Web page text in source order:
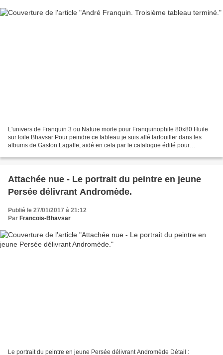
L'univers de Franquin 3 ou Nature morte pour Franquinophile 80x80 Huile
sur toile Bhavsar Pour peindre ce tableau je suis allé farfouiller dans les
albums de Gaston Lagaffe, aidé en cela par le catalogue édité pour
Attachée nue - Le portrait du peintre en jeune
Persée délivrant Andromède.
Publié le 27/01/2017 à 21:12
Par Francois-Bhavsar
Le portrait du peintre en jeune Persée délivrant Andromède Détail :